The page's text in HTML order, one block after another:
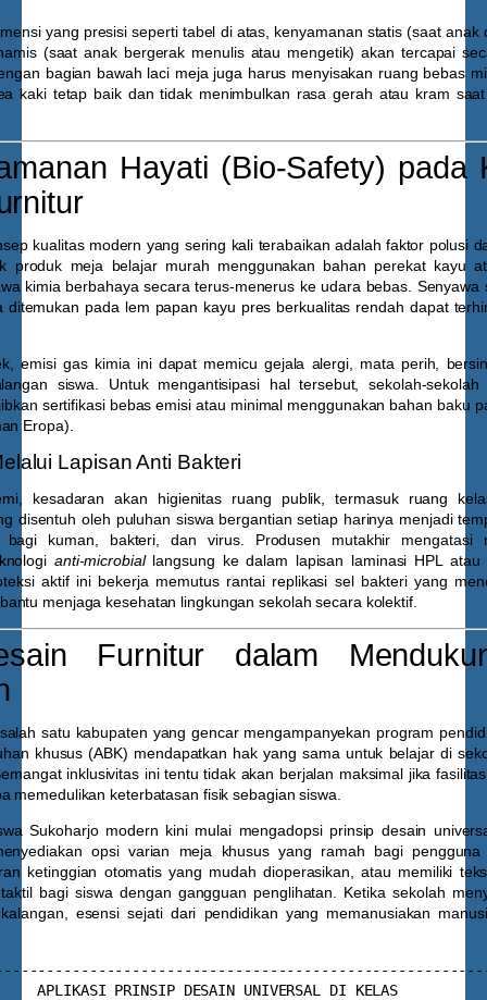
yang presisi seperti tabel di atas, kenyamanan statis (saat anak
(saat anak bergerak menulis atau mengetik) akan tercapai
bagian bawah laci meja juga harus menyisakan ruang bebas
kaki tetap baik dan tidak menimbulkan rasa gerah atau kram
Hayati (Bio-Safety) pada
kualitas modern yang sering kali terabaikan adalah faktor polusi
produk meja belajar murah menggunakan bahan perekat kayu
kimia berbahaya secara terus-menerus ke udara bebas.
ditemukan pada lem papan kayu pres berkualitas rendah dapat
emisi gas kimia ini dapat memicu gejala alergi, mata perih,
siswa. Untuk mengantisipasi hal tersebut, sekolah-
sertifikasi bebas emisi atau minimal menggunakan bahan baku
Eropa).
Lapisan Anti Bakteri
kesadaran akan higienitas ruang publik, termasuk ruang
disentuh oleh puluhan siswa bergantian setiap harinya menjadi
kuman, bakteri, dan virus. Produsen mutakhir mengatasi
anti-microbiallangsung ke dalam lapisan laminasi HPL atau
aktif ini bekerja memutus rantai replikasi sel bakteri yang
menjaga kesehatan lingkungan sekolah secara kolektif.
Furnitur dalam
satu kabupaten yang gencar mengampanyekan program
khusus (ABK) mendapatkan hak yang sama untuk belajar di
inklusivitas ini tentu tidak akan berjalan maksimal jika
memedulikan keterbatasan fisik sebagian siswa.
Sukoharjomodern kini mulai mengadopsi prinsip desain
opsi varian meja khusus yang ramah bagi
ketinggian otomatis yang mudah dioperasikan, atau memiliki
bagi siswa dengan gangguan penglihatan. Ketika sekolah
esensi sejati dari pendidikan yang memanusiakan
PRINSIP DESAIN UNIVERSAL DI KELAS